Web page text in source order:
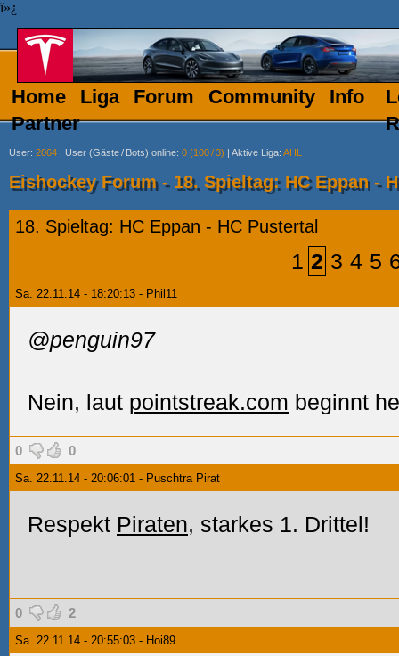
ï»¿
Home Liga Forum Community
Info
Partner
User: 2064 | User (Gäste/ Bots) online: 0 (100/3) | Aktive Liga: AHL
Eishockey Forum - 18. Spieltag: HC Eppan -
18. Spieltag: HC Eppan - HC Pustertal
1 2 3 4 5
Sa. 22.11.14 - 18:20:13 - Phil11
@penguin97
Nein, laut pointstreak.com beginnt
0 0
Sa. 22.11.14 - 20:06:01 - Puschtra Pirat
Respekt Piraten, starkes 1. Drittel!
0 2
Sa. 22.11.14 - 20:55:03 - Hoi89